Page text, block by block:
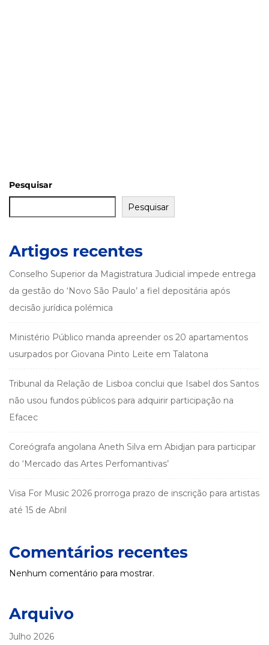
Pesquisar
Pesquisar
Artigos recentes
Conselho Superior da Magistratura Judicial impede entrega
da gestão do ‘Novo São Paulo’ a fiel depositária após
decisão jurídica polémica
Ministério Público manda apreender os 20 apartamentos
usurpados por Giovana Pinto Leite em Talatona
Tribunal da Relação de Lisboa conclui que Isabel dos Santos
não usou fundos públicos para adquirir participação na
Efacec
Coreógrafa angolana Aneth Silva em Abidjan para participar
do ‘Mercado das Artes Perfomantivas’
Visa For Music 2026 prorroga prazo de inscrição para artistas
até 15 de Abril
Comentários recentes
Nenhum comentário para mostrar.
Arquivo
Julho 2026